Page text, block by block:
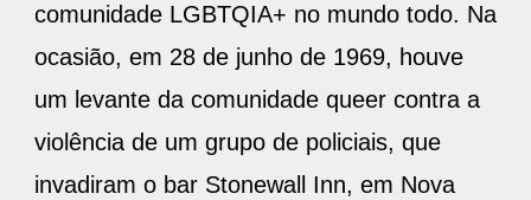
comunidade LGBTQIA+ no mundo todo. Na
ocasião, em 28 de junho de 1969, houve
um levante da comunidade queer contra a
violência de um grupo de policiais, que
invadiram o bar Stonewall Inn, em Nova